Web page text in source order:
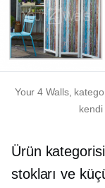
Your 4 Walls,
kendi
Ürün
stokları ve